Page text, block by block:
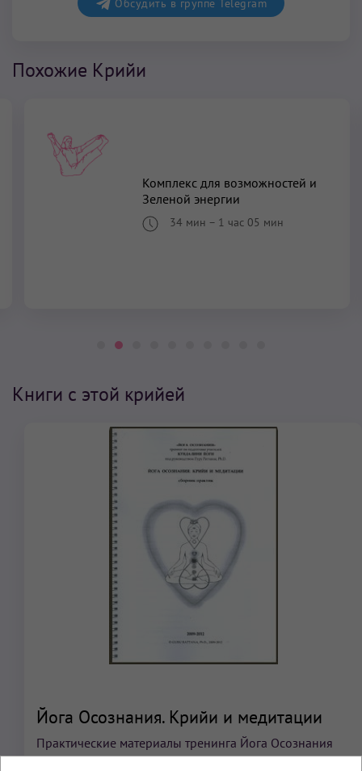
Обсудить в группе Telegram
Похожие Крийи
Комплекс для возможностей и
Зеленой энергии
34 мин – 1 час 05 мин
Книги с этой крийей
Йога Осознания. Крийи и медитации
Практические материалы тренинга Йога Осознания